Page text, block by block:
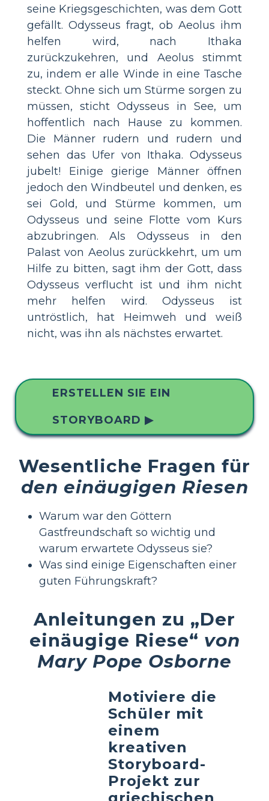
seine Kriegsgeschichten, was dem Gott
gefällt. Odysseus fragt, ob Aeolus ihm
helfen wird, nach Ithaka
zurückzukehren, und Aeolus stimmt
zu, indem er alle Winde in eine Tasche
steckt. Ohne sich um Stürme sorgen zu
müssen, sticht Odysseus in See, um
hoffentlich nach Hause zu kommen.
Die Männer rudern und rudern und
sehen das Ufer von Ithaka. Odysseus
jubelt! Einige gierige Männer öffnen
jedoch den Windbeutel und denken, es
sei Gold, und Stürme kommen, um
Odysseus und seine Flotte vom Kurs
abzubringen. Als Odysseus in den
Palast von Aeolus zurückkehrt, um um
Hilfe zu bitten, sagt ihm der Gott, dass
Odysseus verflucht ist und ihm nicht
mehr helfen wird. Odysseus ist
untröstlich, hat Heimweh und weiß
nicht, was ihn als nächstes erwartet.
ERSTELLEN SIE EIN
STORYBOARD ▶
Wesentliche Fragen für
den einäugigen Riesen
Warum war den Göttern
Gastfreundschaft so wichtig und
warum erwartete Odysseus sie?
Was sind einige Eigenschaften einer
guten Führungskraft?
Anleitungen zu „Der
einäugige Riese“ von
Mary Pope Osborne
Motiviere die
Schüler mit
einem
kreativen
Storyboard-
Projekt zur